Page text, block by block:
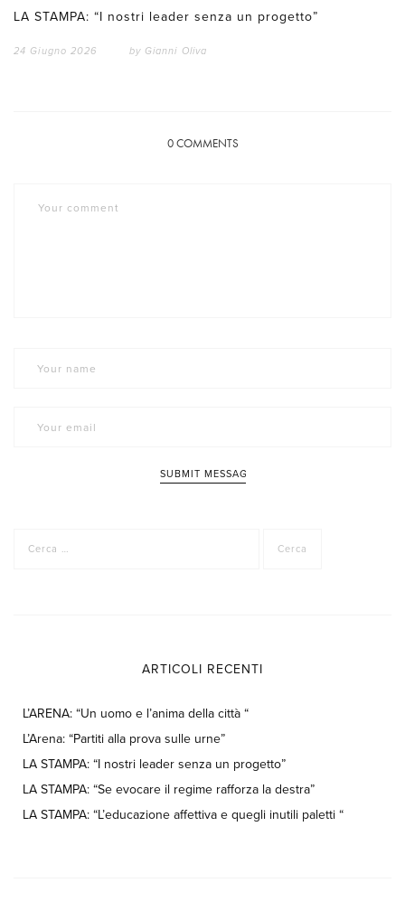
LA STAMPA: “I nostri leader senza un progetto”
24 Giugno 2026 by Gianni Oliva
0COMMENTS
per:
ARTICOLI RECENTI
L’ARENA: “Un uomo e l’anima della città “
L’Arena: “Partiti alla prova sulle urne”
LA STAMPA: “I nostri leader senza un progetto”
LA STAMPA: “Se evocare il regime rafforza la destra”
LA STAMPA: “L’educazione affettiva e quegli inutili paletti “